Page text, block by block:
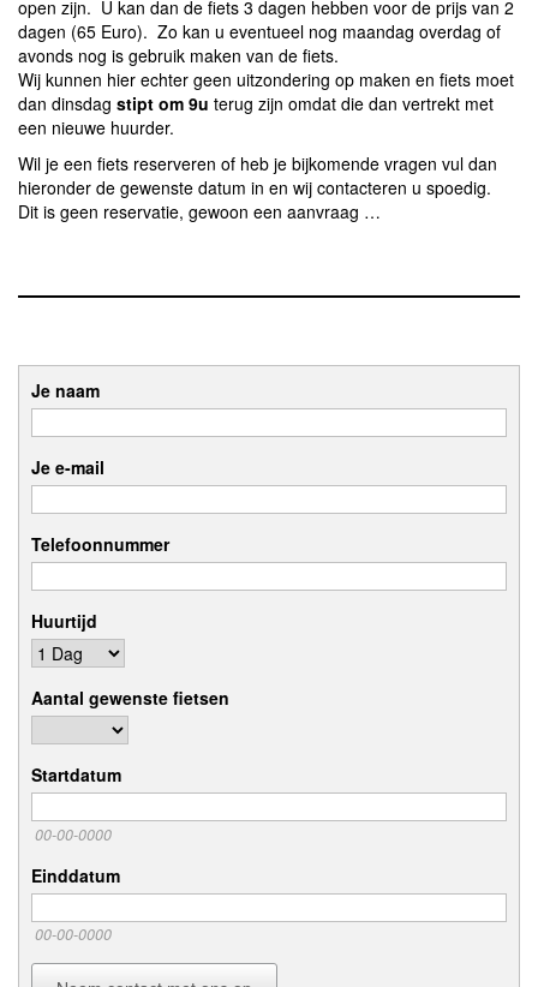
open zijn. U kan dan de fiets 3 dagen hebben voor de prijs van 2
dagen (65 Euro). Zo kan u eventueel nog maandag overdag of
avonds nog is gebruik maken van de fiets.
Wij kunnen hier echter geen uitzondering op maken en fiets moet
dan dinsdag stipt om 9u terug zijn omdat die dan vertrekt met
een nieuwe huurder.
Wil je een fiets reserveren of heb je bijkomende vragen vul dan
hieronder de gewenste datum in en wij contacteren u spoedig.
Dit is geen reservatie, gewoon een aanvraag …
Je naam
Je e-mail
Telefoonnummer
Huurtijd
Aantal gewenste fietsen
Startdatum
00-00-0000
Einddatum
00-00-0000